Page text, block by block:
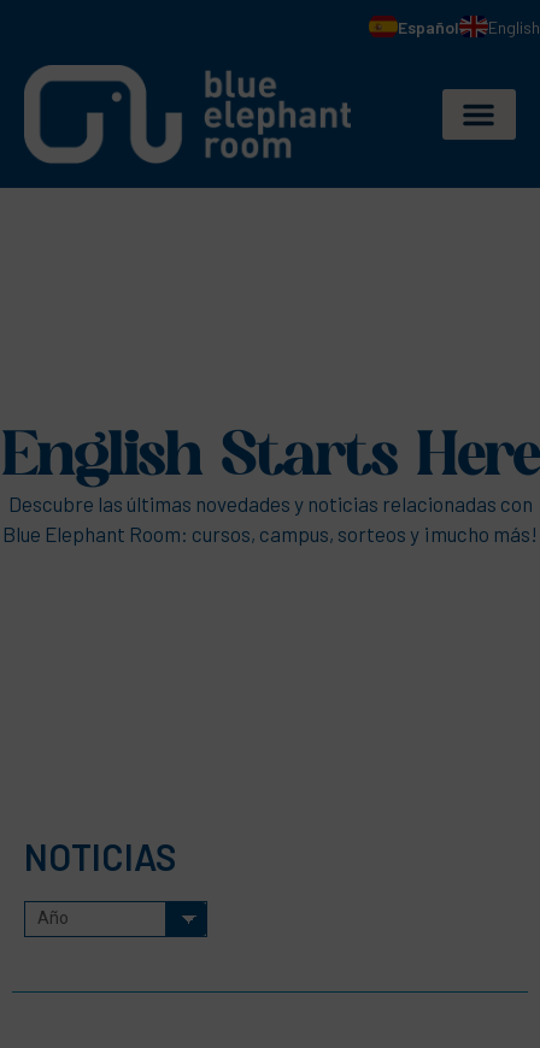
Español English
English Starts Here
Descubre las últimas novedades y noticias relacionadas con
Blue Elephant Room: cursos, campus, sorteos y ¡mucho más!
NOTICIAS